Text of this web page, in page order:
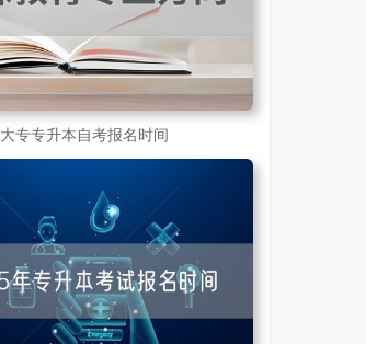
大专专升本自考报名时间